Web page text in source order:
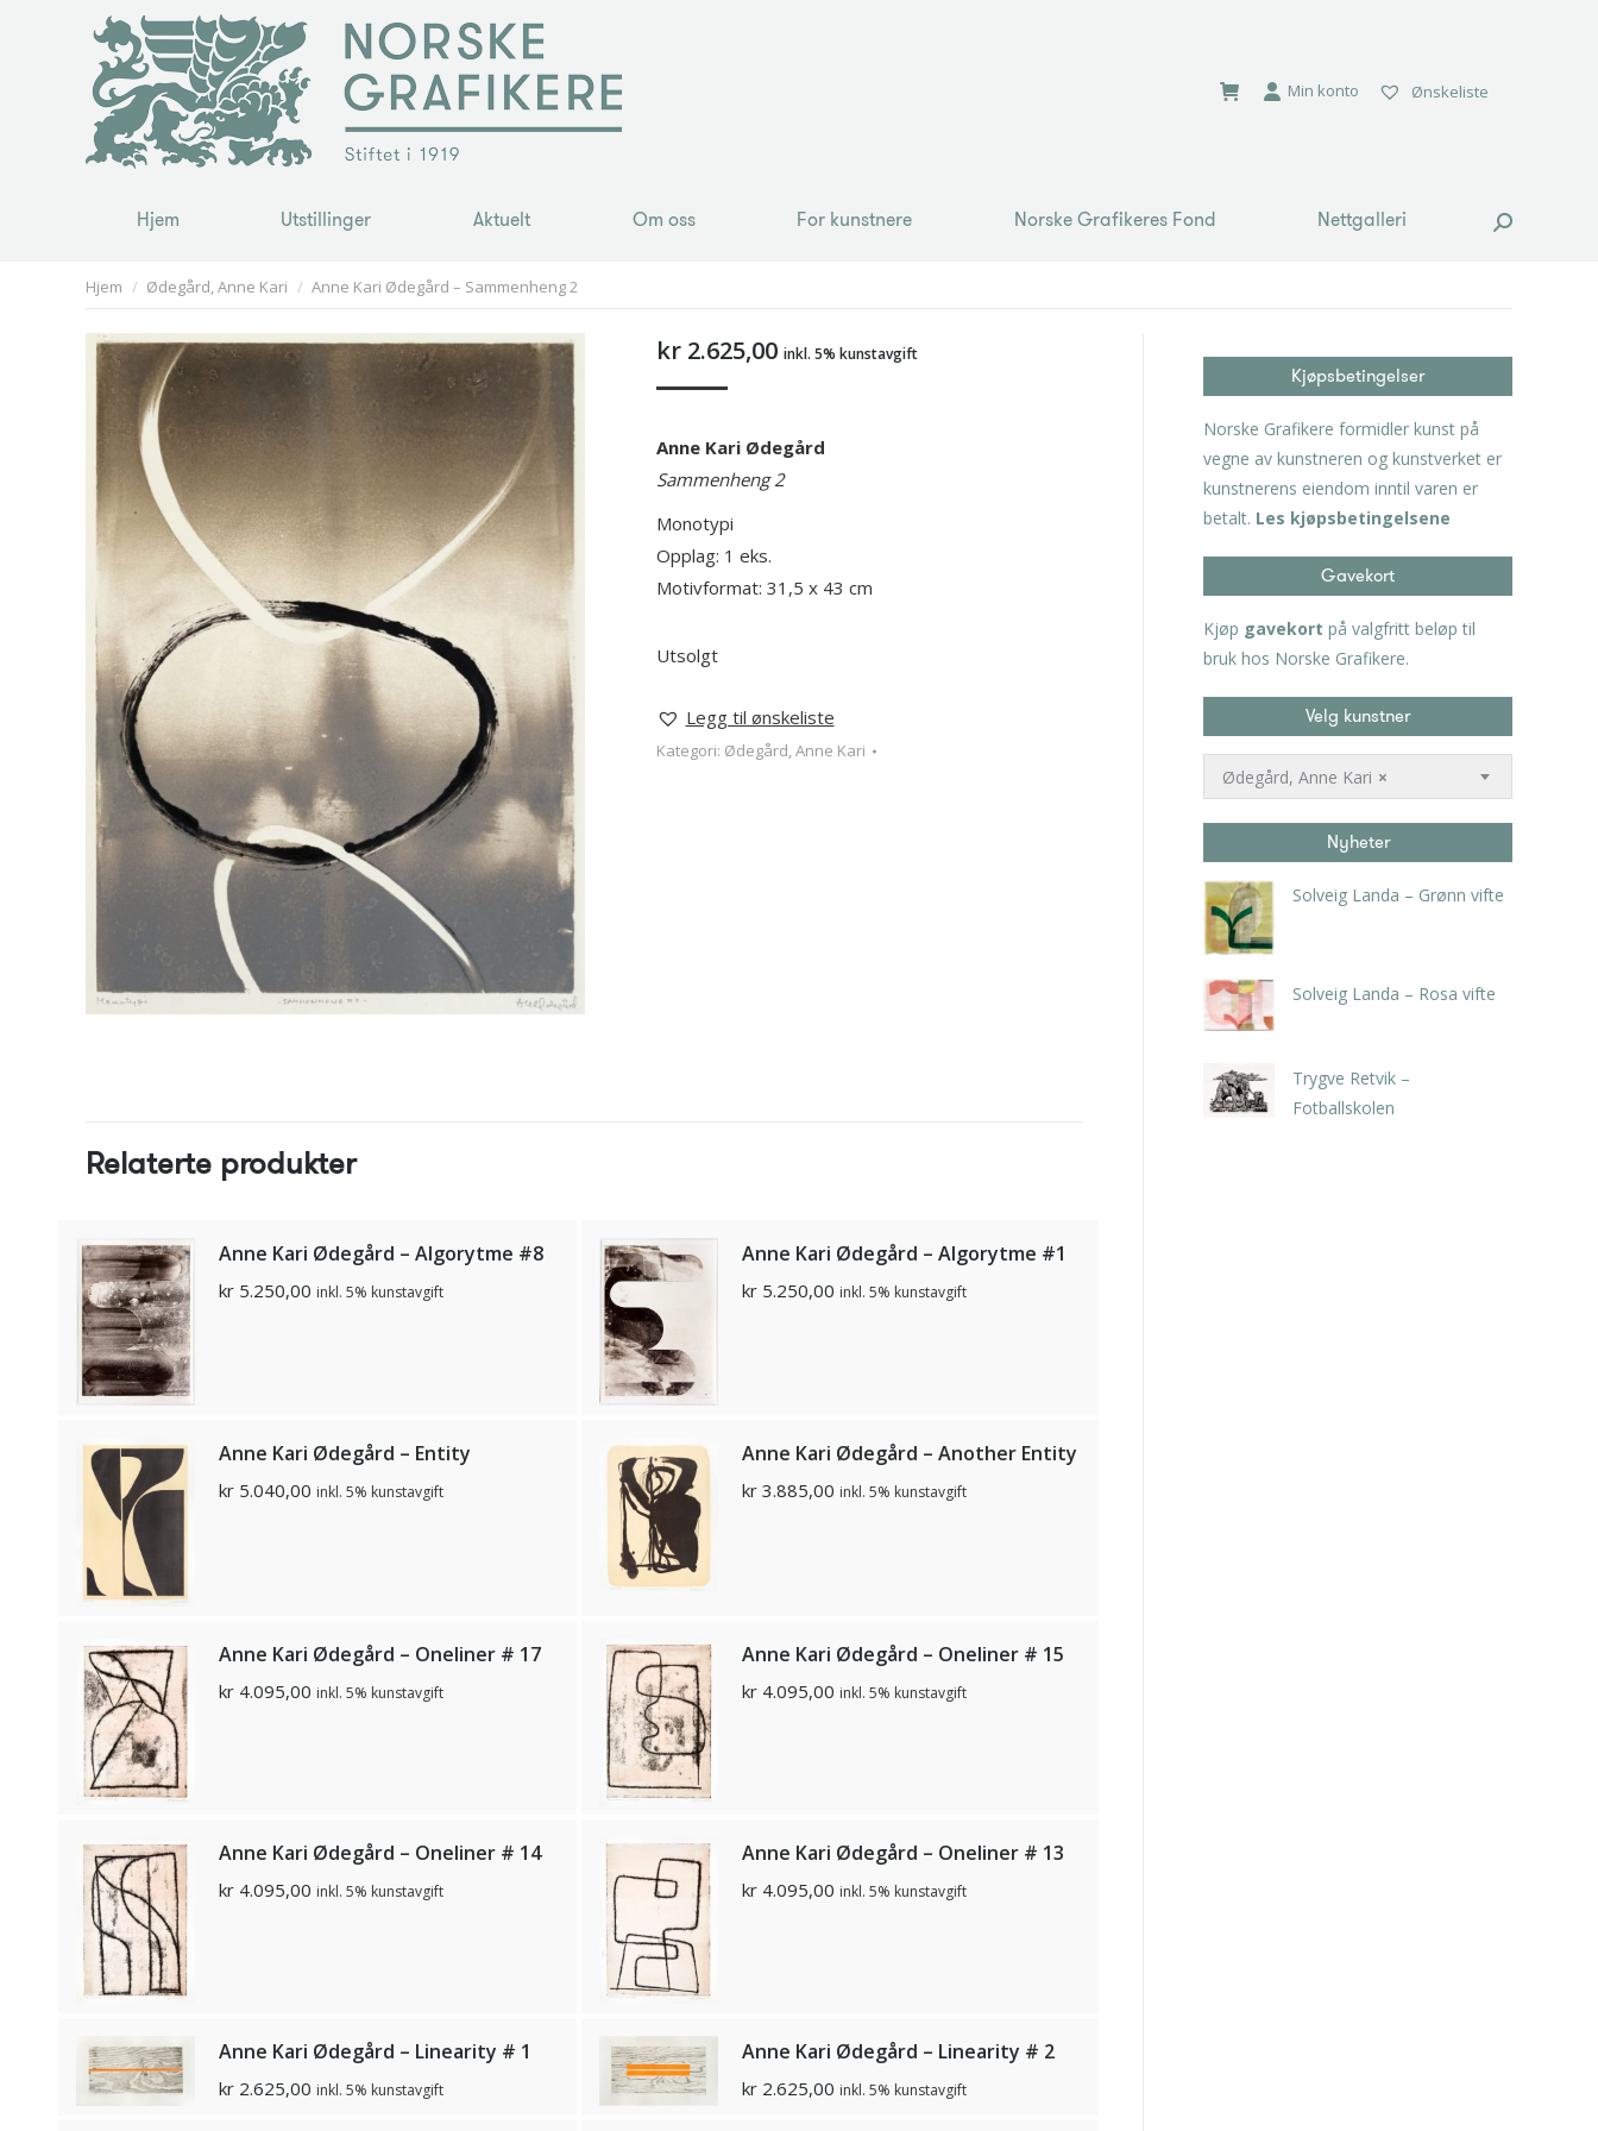
Min konto Ønskeliste
Hjem Utstillinger Aktuelt Om oss For kunstnere Norske Grafikeres Fond Nettgalleri Search:
You are here:
Hjem Ødegård, Anne Kari Anne Kari Ødegård – Sammenheng 2
kr2.625,00 inkl. 5% kunstavgift
Anne Kari Ødegård
Sammenheng 2
Monotypi
Opplag: 1 eks.
Motivformat: 31,5 x 43 cm
Utsolgt
Legg til ønskeliste
Kategori: Ødegård, Anne Kari
Relaterte produkter
Anne Kari Ødegård – Algorytme #8
kr 5.250,00 inkl. 5% kunstavgift
Anne Kari Ødegård – Algorytme #1
kr5.250,00 inkl. 5% kunstavgift
Anne Kari Ødegård – Entity
kr 5.040,00 inkl. 5% kunstavgift
Anne Kari Ødegård – Another Entity
kr3.885,00 inkl. 5% kunstavgift
Anne Kari Ødegård – Oneliner # 17
kr 4.095,00 inkl. 5% kunstavgift
Anne Kari Ødegård – Oneliner # 15
kr4.095,00 inkl. 5% kunstavgift
Anne Kari Ødegård – Oneliner # 14
kr 4.095,00 inkl. 5% kunstavgift
Anne Kari Ødegård – Oneliner # 13
kr4.095,00 inkl. 5% kunstavgift
Anne Kari Ødegård – Linearity # 1
kr 2.625,00 inkl. 5% kunstavgift
Anne Kari Ødegård – Linearity # 2
kr2.625,00 inkl. 5% kunstavgift
Kjøpsbetingelser
Norske Grafikere formidler kunst på
vegne av kunstneren og kunstverket er
kunstnerens eiendom inntil varen er
betalt. Les kjøpsbetingelsene
Gavekort
Kjøp gavekort på valgfritt beløp til
bruk hos Norske Grafikere.
Velg kunstner
×
Ødegård, Anne Kari
Nyheter
Solveig Landa – Grønn vifte
Solveig Landa – Rosa vifte
Trygve Retvik –
Fotballskolen
Hjem Utstillinger Aktuelt